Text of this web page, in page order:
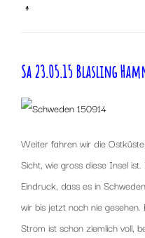
↑
Sa 23.05.15 Blasling
Weiter fahren wir die
Sicht, wie gross diese Insel
Eindruck, dass es in
wir bis jetzt noch nie
Strom ist schon ziemlich voll,